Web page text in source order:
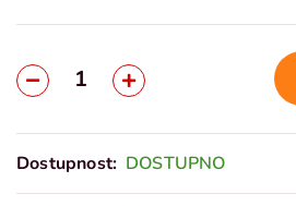
Dostupnost: DOSTUPNO